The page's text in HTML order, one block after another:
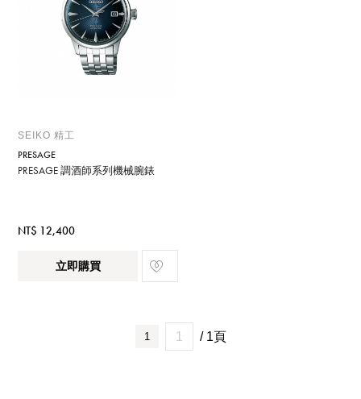
SEIKO 精工
PRESAGE
PRESAGE 調酒師系列機械腕錶
NT$ 12,400
立即購買
1 / 1頁